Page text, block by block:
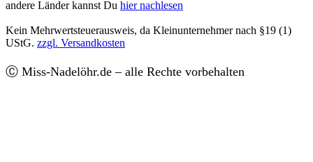
andere Länder kannst Du hier nachlesen
Kein Mehrwertsteuerausweis, da Kleinunternehmer nach §19 (1)
UStG. zzgl. Versandkosten
Ⓒ Miss-Nadelöhr.de – alle Rechte vorbehalten